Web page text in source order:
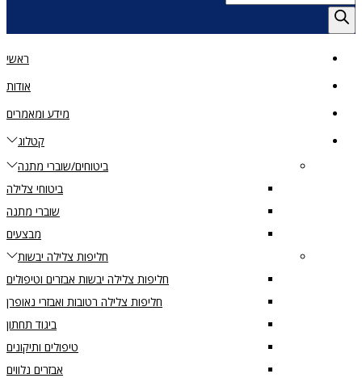
search
ראשי
אודות
מידע ומאמרים
קטלוג
ביטוחים/שוברי מתנה
ביטוחי צלילה
שוברי מתנה
מבצעים
חליפות צלילה יבשות
חליפות צלילה יבשות אבזרים וטיפולים
חליפות צלילה רטובות ואבזרי נאופרן
ביגוד תחתון
טיפולים ותיקונים
אבזרים נלווים